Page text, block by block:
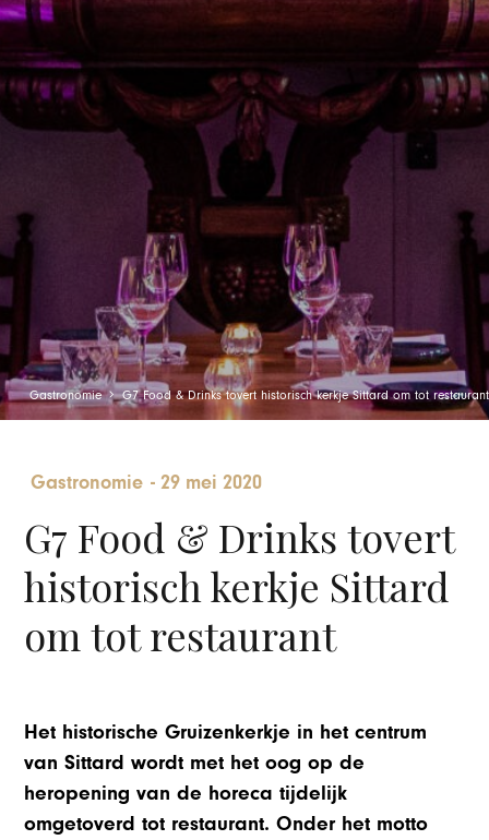
Gastronomie G7 Food & Drinks tovert historisch kerkje Sittard om tot restaurant
Gastronomie -29 mei 2020
G7 Food & Drinks tovert
historisch kerkje Sittard
om tot restaurant
Het historische Gruizenkerkje in het centrum
van Sittard wordt met het oog op de
heropening van de horeca tijdelijk
omgetoverd tot restaurant. Onder het motto